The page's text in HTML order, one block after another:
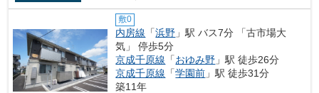
敷0
内房線 「浜野 」駅 バス7分 「古市場大
気」 停歩5分
京成千原線 「おゆみ野 」駅 徒歩26分
京成千原線 「学園前 」駅 徒歩31分
築11年